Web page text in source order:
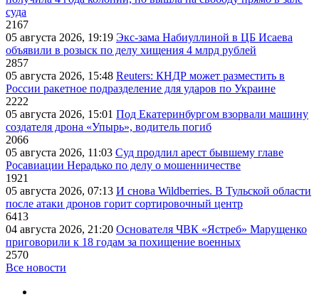
суда
2167
05 августа 2026, 19:19 Экс-зама Набиуллиной в ЦБ Исаева
объявили в розыск по делу хищения 4 млрд рублей
2857
05 августа 2026, 15:48 Reuters: КНДР может разместить в
России ракетное подразделение для ударов по Украине
2222
05 августа 2026, 15:01 Под Екатеринбургом взорвали машину
создателя дрона «Упырь», водитель погиб
2066
05 августа 2026, 11:03 Суд продлил арест бывшему главе
Росавиации Нерадько по делу о мошенничестве
1921
05 августа 2026, 07:13 И снова Wildberries. В Тульской области
после атаки дронов горит сортировочный центр
6413
04 августа 2026, 21:20 Основателя ЧВК «Ястреб» Марущенко
приговорили к 18 годам за похищение военных
2570
Все новости